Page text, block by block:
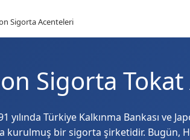
Sigorta Acenteleri
Sigorta
yılında Türkiye Kalkınma Bankası ve
kurulmuş bir sigorta şirketidir. Bugün,